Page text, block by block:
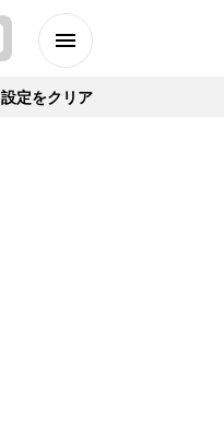
設定をクリア